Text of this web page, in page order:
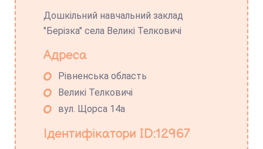
Дошкільний навчальний заклад
"Берізка" села Великі Телковичі
Адреса
Рівненська область
Великі Телковичі
вул. Щорса 14а
Ідентифікатори ID:12967